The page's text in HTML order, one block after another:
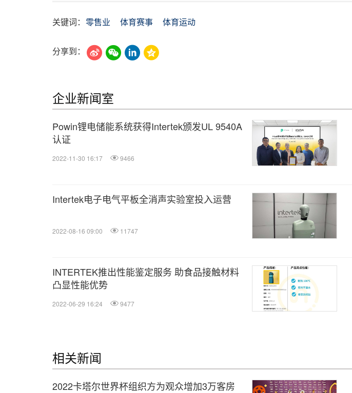
关键词： 零售业 体育赛事 体育运动
分享到：
企业新闻室
Powin锂电储能系统获得Intertek颁发UL 9540A
认证
2022-11-30 16:17 9466
Intertek电子电气平板全消声实验室投入运营
2022-08-16 09:00 11747
INTERTEK推出性能鉴定服务 助食品接触材料
凸显性能优势
2022-06-29 16:24 9477
相关新闻
2022卡塔尔世界杯组织方为观众增加3万客房